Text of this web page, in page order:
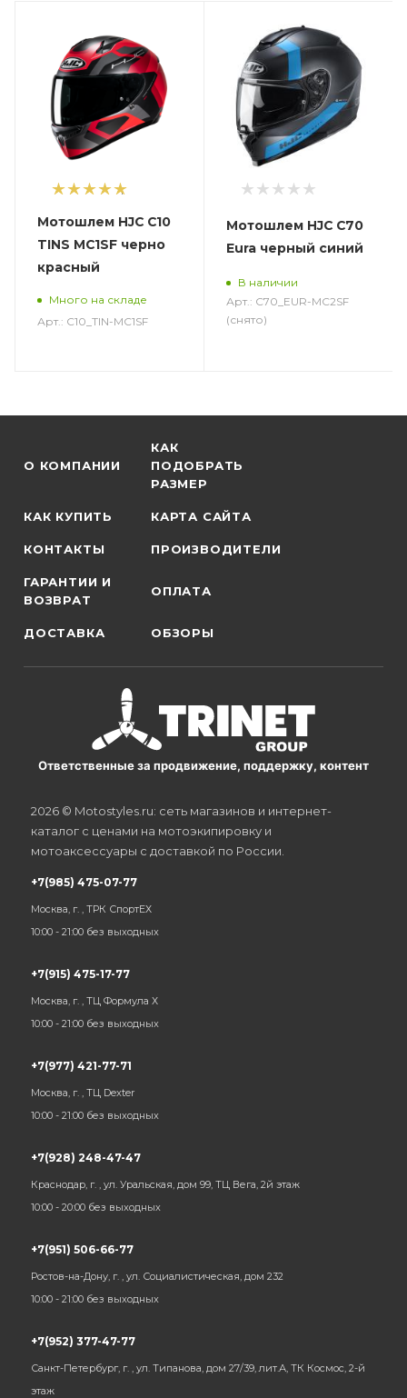
1
Мотошлем HJC C10
TINS MC1SF черно
красный
Много на складе
Арт.: C10_TIN-MC1SF
Мотошлем HJC C70
Eura черный синий
В наличии
Арт.: C70_EUR-MC2SF
(снято)
О КОМПАНИИ
КАК
ПОДОБРАТЬ
РАЗМЕР
КАК КУПИТЬ КАРТА САЙТА
КОНТАКТЫ ПРОИЗВОДИТЕЛИ
ГАРАНТИИ И
ВОЗВРАТ
ОПЛАТА
ДОСТАВКА ОБЗОРЫ
Ответственные за продвижение, поддержку, контент
2026 © Motostyles.ru: сеть магазинов и интернет-
каталог с ценами на мотоэкипировку и
мотоаксессуары с доставкой по России.
+7(985) 475-07-77
Москва, г. , ТРК СпортЕХ
10:00 - 21:00 без выходных
+7(915) 475-17-77
Москва, г. , ТЦ Формула Х
10:00 - 21:00 без выходных
+7(977) 421-77-71
Москва, г. , ТЦ Dexter
10:00 - 21:00 без выходных
+7(928) 248-47-47
Краснодар, г. , ул. Уральская, дом 99, ТЦ Вега, 2й этаж
10:00 - 20:00 без выходных
+7(951) 506-66-77
Ростов-на-Дону, г. , ул. Социалистическая, дом 232
10:00 - 21:00 без выходных
+7(952) 377-47-77
Санкт-Петербург, г. , ул. Типанова, дом 27/39, лит.А, ТК Космос, 2-й
этаж